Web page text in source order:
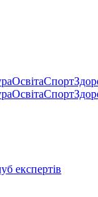
ОсвітаСпорт
ОсвітаСпорт
експертів